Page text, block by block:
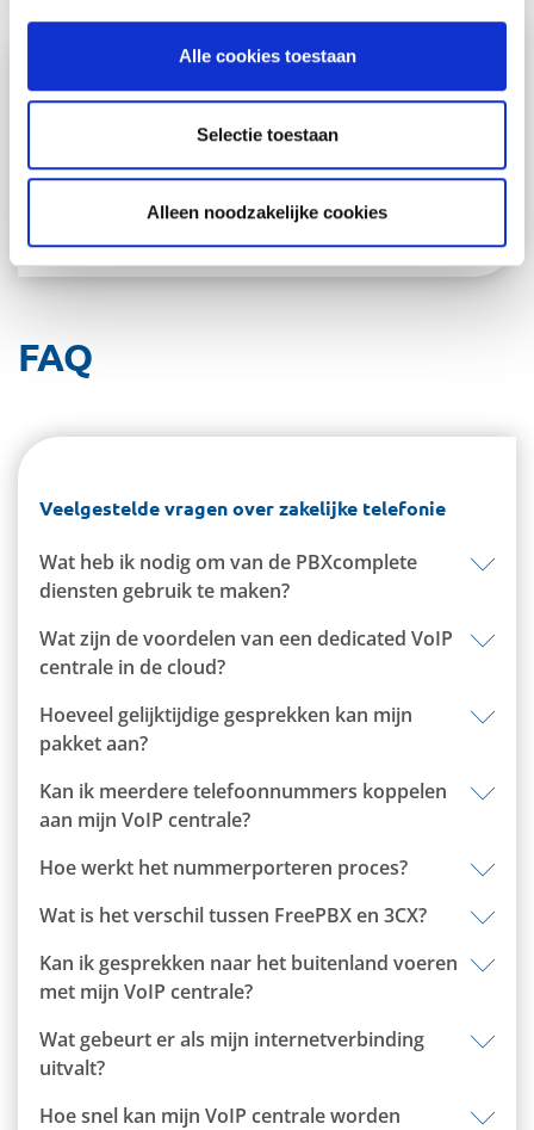
Alle cookies toestaan
Selectie toestaan
Alleen noodzakelijke cookies
mobiele abonnementen
SIM only & Data SIM only
Keuze uit Odido, Vodafone & KPN
FAQ
Veelgestelde vragen over zakelijke telefonie
Wat heb ik nodig om van de PBXcomplete
diensten gebruik te maken?
Wat zijn de voordelen van een dedicated VoIP
centrale in de cloud?
Hoeveel gelijktijdige gesprekken kan mijn
pakket aan?
Kan ik meerdere telefoonnummers koppelen
aan mijn VoIP centrale?
Hoe werkt het nummerporteren proces?
Wat is het verschil tussen FreePBX en 3CX?
Kan ik gesprekken naar het buitenland voeren
met mijn VoIP centrale?
Wat gebeurt er als mijn internetverbinding
uitvalt?
Hoe snel kan mijn VoIP centrale worden